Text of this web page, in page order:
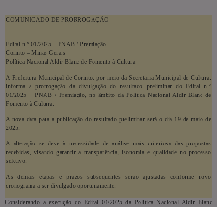
COMUNICADO DE PRORROGAÇÃO
Edital n.º 01/2025 – PNAB / Premiação
Corinto – Minas Gerais
Política Nacional Aldir Blanc de Fomento à Cultura
A Prefeitura Municipal de Corinto, por meio da Secretaria Municipal de Cultura,
informa a prorrogação da divulgação do resultado preliminar do Edital n.º
01/2025 – PNAB / Premiação, no âmbito da Política Nacional Aldir Blanc de
Fomento à Cultura.
A nova data para a publicação do resultado preliminar será o dia 19 de maio de
2025.
A alteração se deve à necessidade de análise mais criteriosa das propostas
recebidas, visando garantir a transparência, isonomia e qualidade no processo
seletivo.
As demais etapas e prazos subsequentes serão ajustadas conforme novo
cronograma a ser divulgado oportunamente.
Considerando a execução do Edital 01/2025 da Politica Nacional Aldir Blanc